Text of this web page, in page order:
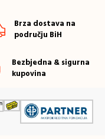
Brza dostava na
području BiH
Bezbjedna & sigurna
kupovina